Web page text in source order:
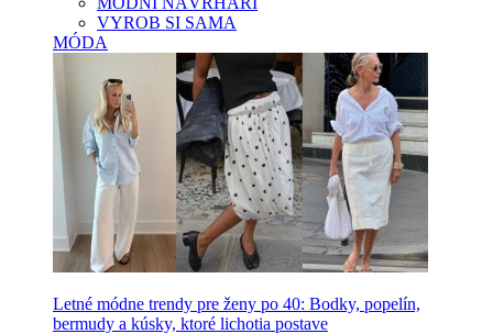
VYROB SI SAMA
MÓDA
Letné módne trendy pre ženy po 40: Bodky, popelín,
bermudy a kúsky, ktoré lichotia postave